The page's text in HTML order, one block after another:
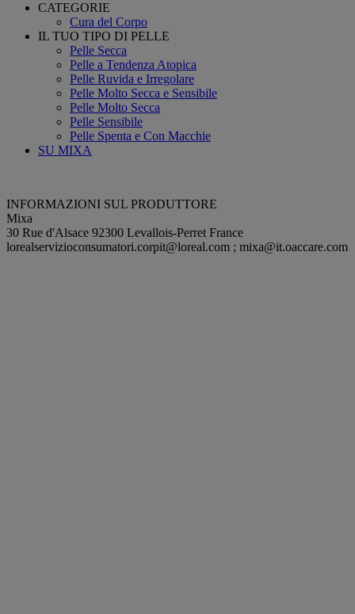
CATEGORIE
Cura del Corpo
IL TUO TIPO DI PELLE
Pelle Secca
Pelle a Tendenza Atopica
Pelle Ruvida e Irregolare
Pelle Molto Secca e Sensibile
Pelle Molto Secca
Pelle Sensibile
Pelle Spenta e Con Macchie
SU MIXA
INFORMAZIONI SUL PRODUTTORE
Mixa
30 Rue d'Alsace 92300 Levallois-Perret France
lorealservizioconsumatori.corpit@loreal.com ; mixa@it.oaccare.com